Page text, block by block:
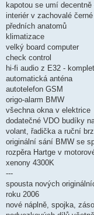
kapotou se umí decentně
interiér v zachovalé
předních anatomů
klimatizace
velký board computer
check control
hi-fi audio z E32 -
automatická anténa
autotelefon GSM
origo-alarm BMW
všechna okna v elektrice
dodatečné VDO budíky
volant, řadička a ruční
originální sání BMW se
rozpěra Hartge v
xenony 4300K
---
spousta nových
roku 2006
nové náplně, spojka,